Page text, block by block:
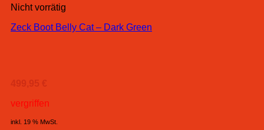
Nicht vorrätig
Zeck Boot Belly Cat – Dark Green
499,95 €
vergriffen
inkl. 19 % MwSt.